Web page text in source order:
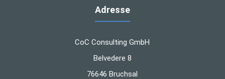
Adresse
CoC Consulting GmbH
Belvedere 8
76646 Bruchsal